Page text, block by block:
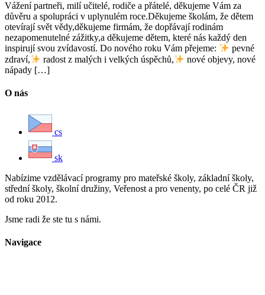
Vážení partneři, milí učitelé, rodiče a přátelé, děkujeme Vám za
důvěru a spolupráci v uplynulém roce.Děkujeme školám, že dětem
otevírají svět vědy,děkujeme firmám, že dopřávají rodinám
nezapomenutelné zážitky,a děkujeme dětem, které nás každý den
inspirují svou zvídavostí. Do nového roku Vám přejeme:
pevné
zdraví,
radost z malých i velkých úspěchů,
nové objevy, nové
nápady […]
O nás
cs
sk
Nabízime vzdělávací programy pro mateřské školy, základní školy,
střední školy, školní družiny, Veřenost a pro venenty, po celé ČR již
od roku 2012.
Jsme radi že ste tu s námi.
Navigace